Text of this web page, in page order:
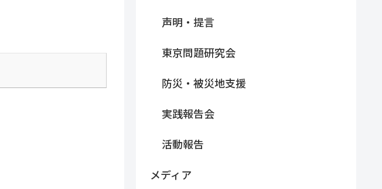
声明・提言
東京問題研究会
防災・被災地支援
実践報告会
活動報告
メディア